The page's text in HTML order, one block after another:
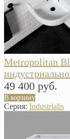
Metropolitan
49 400 руб.
В корзину
Серия: Industrialis